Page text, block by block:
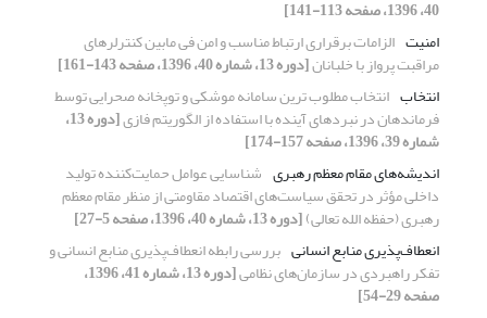
40، 1396، صفحه 113-141]
امنیت الزامات برقراری ارتباط مناسب و امن فی مابین کنترلرهای
مراقبت پرواز با خلبانان[دوره 13، شماره 40، 1396، صفحه 143-161]
انتخاب انتخاب مطلوب ترین سامانه موشکی و توپخانه صحرایی توسط
فرماندهان در نبردهای آینده با استفاده از الگوریتم فازی [دوره 13،
شماره 39، 1396، صفحه 157-174]
اندیشه‌های مقام معظم رهبری شناسایی عوامل حمایت‌کننده تولید
داخلی مؤثر در تحقق سیاست‌های اقتصاد مقاومتی از منظر مقام معظم
رهبری (حفظه الله تعالی)[دوره 13، شماره 40، 1396، صفحه 5-27]
انعطاف‌پذیری منابع انسانی بررسی رابطه انعطاف‌پذیری منابع انسانی و
تفکر راهبردی در سازمان‌های نظامی [دوره 13، شماره 41، 1396،
صفحه 29-54]